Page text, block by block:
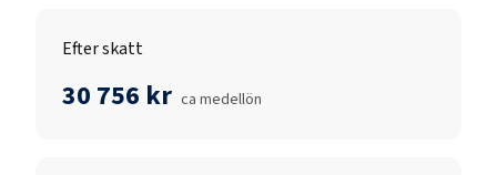
Efter skatt
30 756 kr ca medellön